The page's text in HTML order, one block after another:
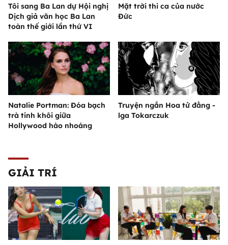
Tôi sang Ba Lan dự Hội nghị
Dịch giả văn học Ba Lan
toàn thế giới lần thứ VI
Mặt trời thi ca của nước
Đức
Natalie Portman: Đóa bạch
trà tinh khôi giữa
Hollywood hào nhoáng
Truyện ngắn Hoa tử đằng -
lga Tokarczuk
GIẢI TRÍ